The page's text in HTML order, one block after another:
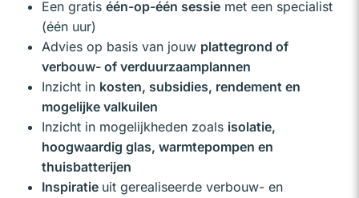
Een gratis één-op-één sessie met een specialist
(één uur)
Advies op basis van jouw plattegrond of
verbouw- of verduurzaamplannen
Inzicht in kosten, subsidies, rendement en
mogelijke valkuilen
Inzicht in mogelijkheden zoals isolatie,
hoogwaardig glas, warmtepompen en
thuisbatterijen
Inspiratie uit gerealiseerde verbouw- en